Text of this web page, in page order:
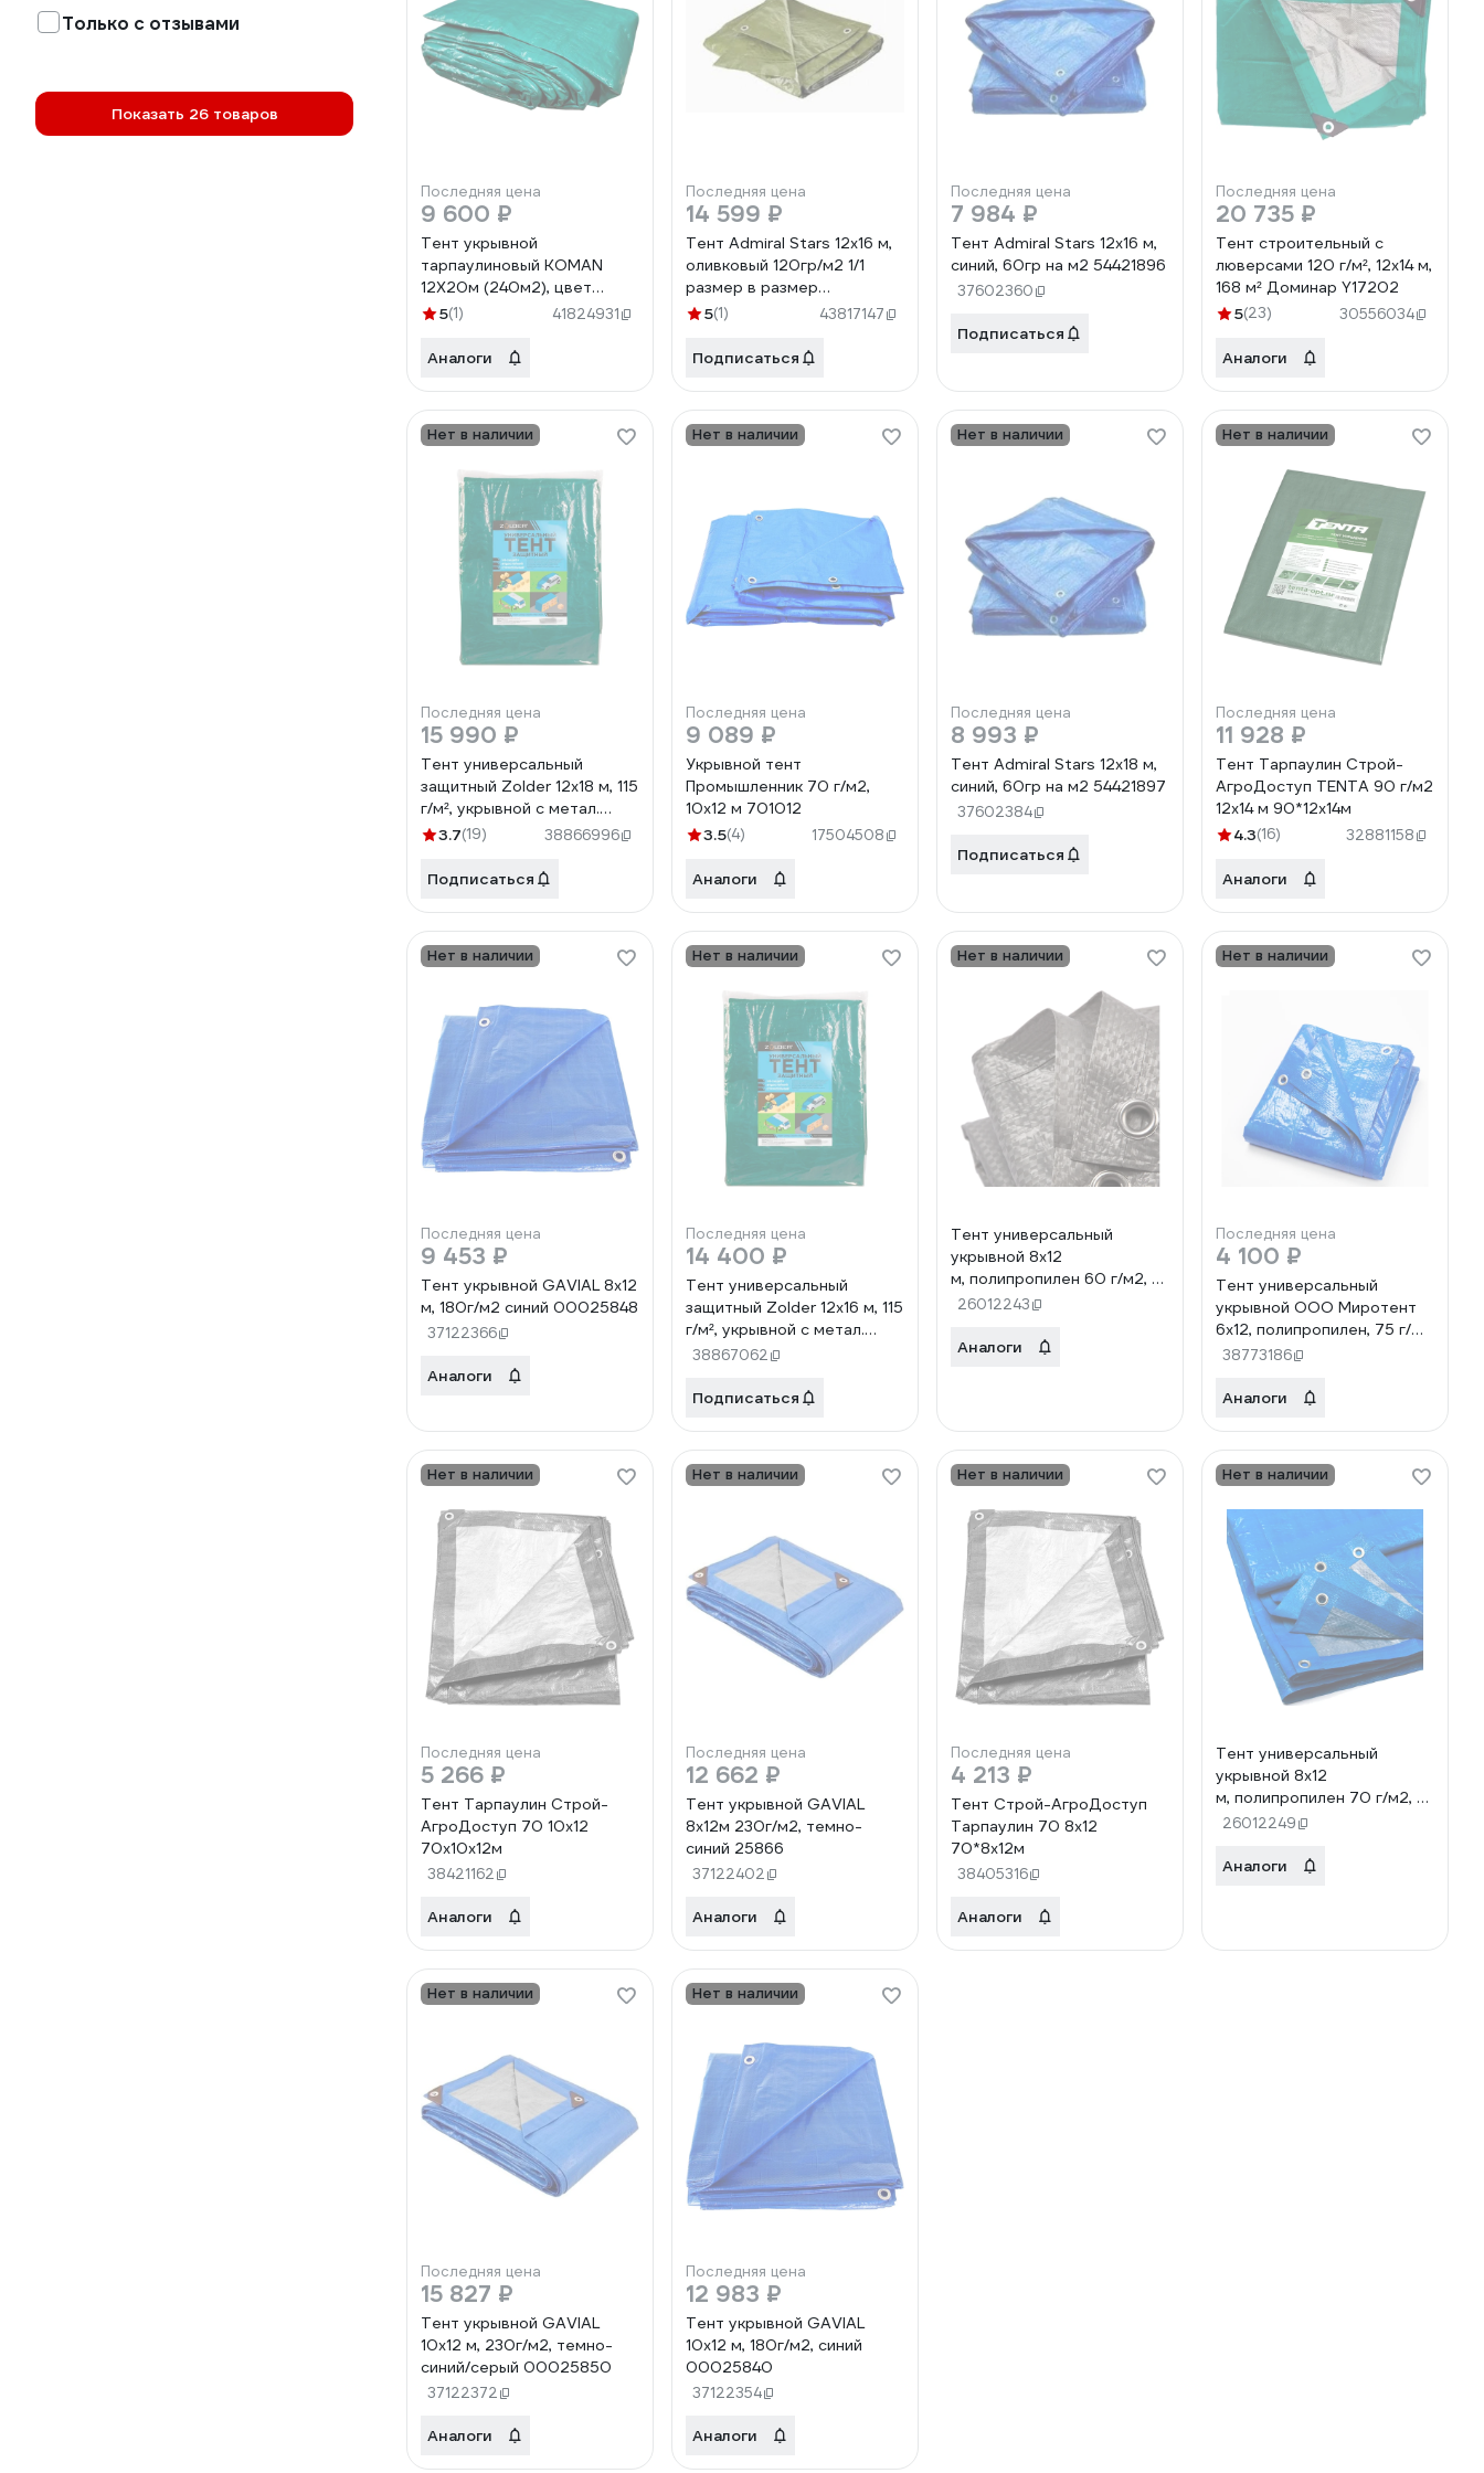
Только с отзывами
Показать 26 товаров
Последняя цена
9 600 ₽
Тент укрывной
тарпаулиновый KOMAN
12Х20м (240м2), цвет
ЗЕЛЕНЫЙ, плотность 90 г
5(1) 41824931
Аналоги
Последняя цена
14 599 ₽
Тент Admiral Stars 12х16 м,
оливковый 120гр/м2 1/1
размер в размер
ЦБ-10004762
5(1) 43817147
Подписаться
Последняя цена
7 984 ₽
Тент Admiral Stars 12x16 м,
синий, 60гр на м2 54421896
37602360
Подписаться
Последняя цена
20 735 ₽
Тент строительный с
люверсами 120 г/м², 12x14 м,
168 м² Доминар Y17202
5(23) 30556034
Аналоги
Нет в наличии
Последняя цена
15 990 ₽
Тент универсальный
защитный Zolder 12x18 м, 115
г/м², укрывной с метал.
люверсами (60шт) и защит.
ЭК000145765
3.7(19) 38866996
Подписаться
Нет в наличии
Последняя цена
9 089 ₽
Укрывной тент
Промышленник 70 г/м2,
10х12 м 701012
3.5(4) 17504508
Аналоги
Нет в наличии
Последняя цена
8 993 ₽
Тент Admiral Stars 12x18 м,
синий, 60гр на м2 54421897
37602384
Подписаться
Нет в наличии
Последняя цена
11 928 ₽
Тент Тарпаулин Строй-
АгроДоступ TENTA 90 г/м2
12х14 м 90*12х14м
4.3(16) 32881158
Аналоги
Нет в наличии
Последняя цена
9 453 ₽
Тент укрывной GAVIAL 8х12
м, 180г/м2 синий 00025848
37122366
Аналоги
Нет в наличии
Последняя цена
14 400 ₽
Тент универсальный
защитный Zolder 12x16 м, 115
г/м², укрывной с метал.
люверсами (56шт) и защит.
ЭК000145764
38867062
Подписаться
Нет в наличии
Тент универсальный
укрывной 8x12
м, полипропилен 60 г/м2, с
люверсами ООО Миротент
26012243
Аналоги
Нет в наличии
Последняя цена
4 100 ₽
Тент универсальный
укрывной ООО Миротент
6х12, полипропилен, 75 г/
м2, с люверсами
38773186
Аналоги
Нет в наличии
Последняя цена
5 266 ₽
Тент Тарпаулин Строй-
АгроДоступ 70 10x12
70х10х12м
38421162
Аналоги
Нет в наличии
Последняя цена
12 662 ₽
Тент укрывной GAVIAL
8х12м 230г/м2, темно-
синий 25866
37122402
Аналоги
Нет в наличии
Последняя цена
4 213 ₽
Тент Строй-АгроДоступ
Тарпаулин 70 8x12
70*8х12м
38405316
Аналоги
Нет в наличии
Тент универсальный
укрывной 8x12
м, полипропилен 70 г/м2, с
люверсами ООО Миротент
26012249
Аналоги
Нет в наличии
Последняя цена
15 827 ₽
Тент укрывной GAVIAL
10х12 м, 230г/м2, темно-
синий/серый 00025850
37122372
Аналоги
Нет в наличии
Последняя цена
12 983 ₽
Тент укрывной GAVIAL
10х12 м, 180г/м2, синий
00025840
37122354
Аналоги